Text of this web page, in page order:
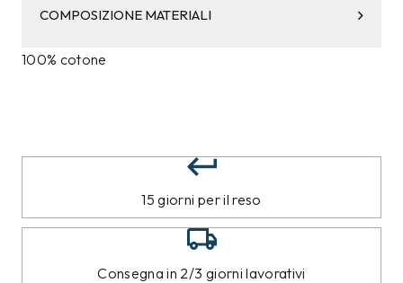
COMPOSIZIONE MATERIALI
100% cotone
15 giorni per il reso
Consegna in 2/3 giorni lavorativi